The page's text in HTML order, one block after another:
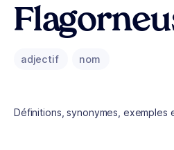
adjectif nom
Définitions, synonymes, exemples